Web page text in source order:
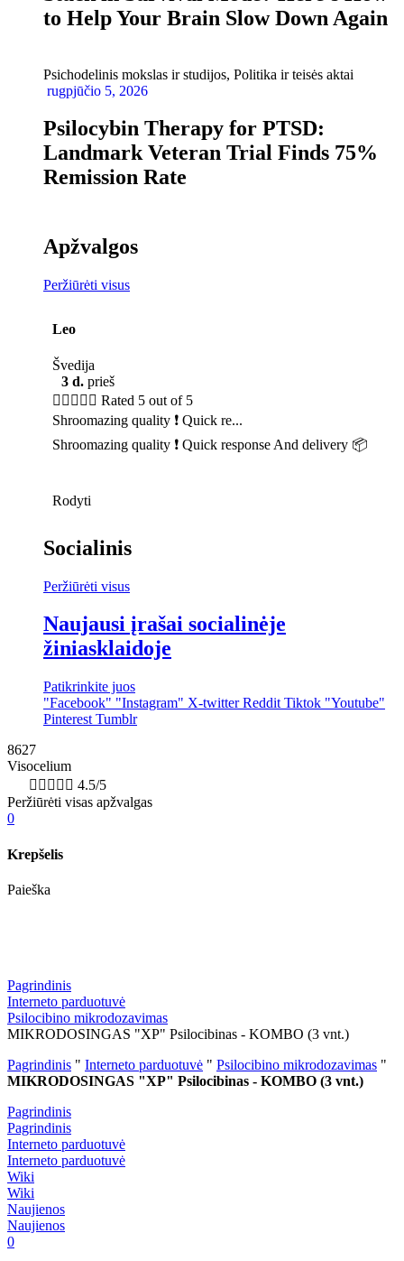
to Help Your Brain Slow Down Again
Psichodelinis mokslas ir studijos, Politika ir teisės aktai
rugpjūčio 5, 2026
Psilocybin Therapy for PTSD:
Landmark Veteran Trial Finds 75%
Remission Rate
Apžvalgos
Peržiūrėti visus
Leo
Švedija
3 d. prieš
     Rated 5 out of 5
Shroomazing quality ❗️ Quick re...
Shroomazing quality ❗️ Quick response And delivery 📦
Rodyti
Socialinis
Peržiūrėti visus
Naujausi įrašai socialinėje
žiniasklaidoje
Patikrinkite juos
"Facebook" "Instagram" X-twitter Reddit Tiktok "Youtube"
Pinterest Tumblr
8627
Visocelium
     4.5/5
Peržiūrėti visas apžvalgas
0
Krepšelis
Paieška
Pagrindinis
Interneto parduotuvė
Psilocibino mikrodozavimas
MIKRODOSINGAS "XP" Psilocibinas - KOMBO (3 vnt.)
Pagrindinis " Interneto parduotuvė " Psilocibino mikrodozavimas "
MIKRODOSINGAS "XP" Psilocibinas - KOMBO (3 vnt.)
Pagrindinis
Pagrindinis
Interneto parduotuvė
Interneto parduotuvė
Wiki
Wiki
Naujienos
Naujienos
0